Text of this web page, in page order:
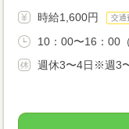
時給1,600円 交通
10：00〜16：00
週休3〜4日※週3